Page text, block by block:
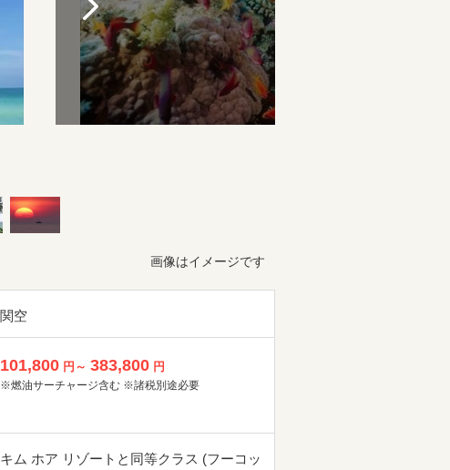
画像はイメージです
関空
101,800 円～ 383,800 円
※燃油サーチャージ含む ※諸税別途必要
キム ホア リゾートと同等クラス (フーコッ